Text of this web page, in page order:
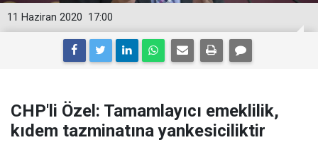
17:00
11 Haziran 2020
CHP'li Özel: Tamamlayıcı emeklilik,
kıdem tazminatına yankesiciliktir